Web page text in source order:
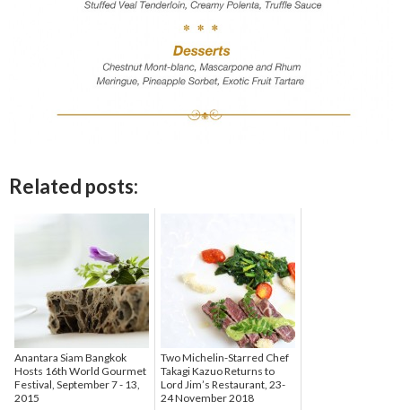
Related posts:
Anantara Siam Bangkok
Hosts 16th World Gourmet
Festival, September 7 - 13,
2015
Two Michelin-Starred Chef
Takagi Kazuo Returns to
Lord Jim’s Restaurant, 23-
24 November 2018